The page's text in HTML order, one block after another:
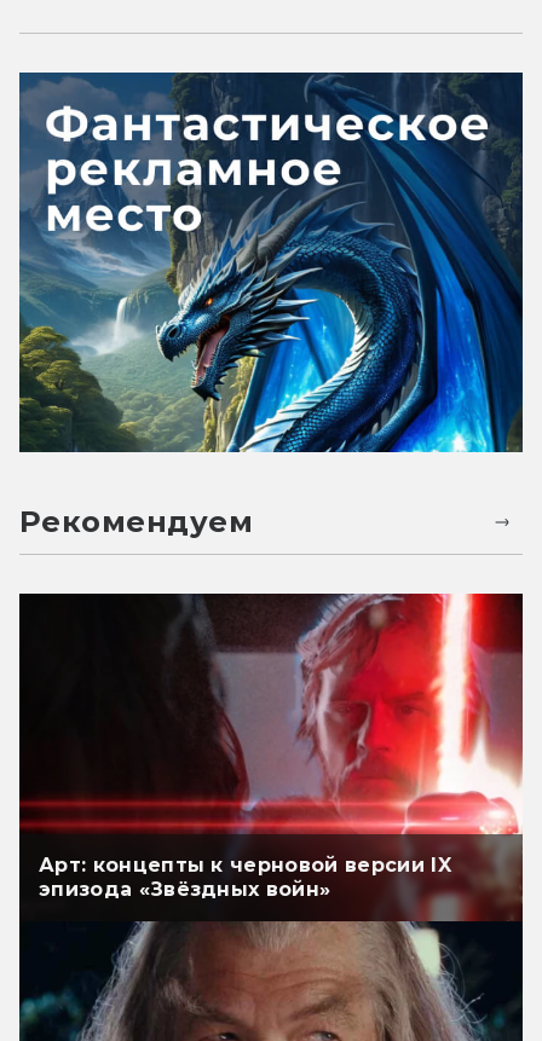
Рекомендуем
Арт: концепты к черновой версии IX
эпизода «Звёздных войн»